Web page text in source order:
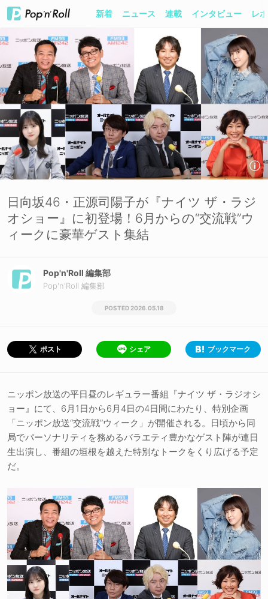
新着 ニュース 連載 インタビュー レ
日向坂46・正源司陽子が『ナイツ ザ・ラジ
オショー』に初登場！6月からの“交流戦”ウ
ィークに豪華ゲスト集結
Pop'n'Roll 編集部
Pop'n'Roll 編集部
2026.05.18
ポスト シェア ブックマーク
ニッポン放送の平日昼のレギュラー番組『ナイツ ザ・ラジオシ
ョー』にて、6月1日から6月4日の4日間にわたり、特別企画
「ニッポン放送“交流戦”ウィーク」が開催される。日頃から同
局でパーソナリティを務めるバラエティ豊かなゲスト陣が連日
生出演し、番組の垣根を越えた特別なトークをくり広げる予定
だ。